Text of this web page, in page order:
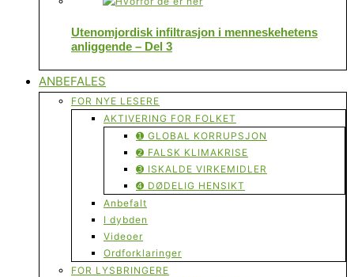
Utenomjordisk infiltrasjon i menneskehetens
anliggende – Del 3
ANBEFALES
FOR NYE LESERE
AKTIVERING FOR FOLKET
➊ GLOBAL KORRUPSJON
➋ FALSK KLIMAKRISE
➌ ISKALDE VIRKEMIDLER
➍ DØDELIG HENSIKT
Anbefalt
I dybden
Videoer
Ordforklaringer
FOR LYSBRINGERE